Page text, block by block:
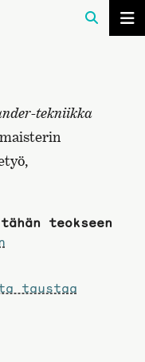
tekniikka
teokseen
taustaa